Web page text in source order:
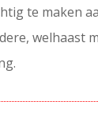
te maken
welhaast